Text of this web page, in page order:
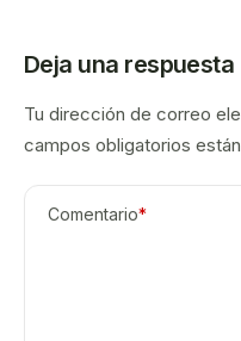
Deja una respuesta
Tu dirección de correo
campos obligatorios
Comentario*